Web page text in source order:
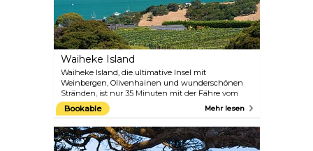
Waiheke Island
Waiheke Island, die ultimative Insel mit
Weinbergen, Olivenhainen und wunderschönen
Stränden, ist nur 35 Minuten mit der Fähre vom
Stadtzentrum Aucklands entfernt. Bekannt als die
Insel des Weins, von der einige der besten
Rotweine Neuseelands stammen. Dank der
leichten Erreichbarkeit ist Waiheke ein idealer
Tagesausflug.
Bookable Mehr lesen